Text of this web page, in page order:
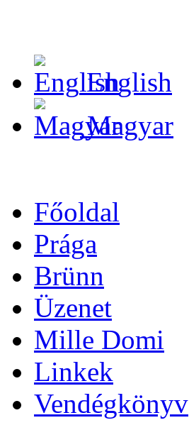
English
Magyar
Főoldal
Prága
Brünn
Üzenet
Mille Domi
Linkek
Vendégkönyv